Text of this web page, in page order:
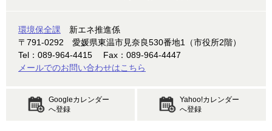
環境保全課
新エネ推進係
〒791-0292
愛媛県東温市見奈良530番地1（市役所2階）
Tel：089-964-4415
Fax：089-964-4447
メールでのお問い合わせはこちら
Googleカレンダー
へ登録
Yahoo!カレンダー
へ登録